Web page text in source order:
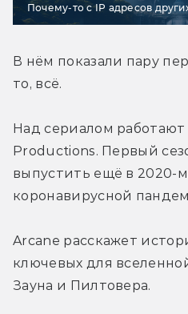
Почему-то с IP адресов
В нём показали пару
то, всё.
Над сериалом работают
Productions. Первый
выпустить ещё в 2020-
коронавирусной
Arcane расскажет
ключевых для
Зауна и Пилтовера.